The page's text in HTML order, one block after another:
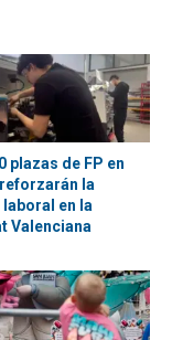
plazas de FP en
la
en la
Valenciana